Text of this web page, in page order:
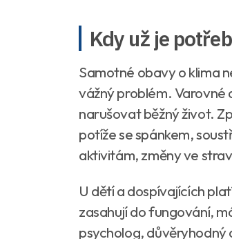
Kdy už je
Samotné obavy o klima
vážný problém. Varovné
narušovat běžný život.
potíže se spánkem,
aktivitám, změny ve
U dětí a dospívajících
zasahují do fungování,
psycholog,